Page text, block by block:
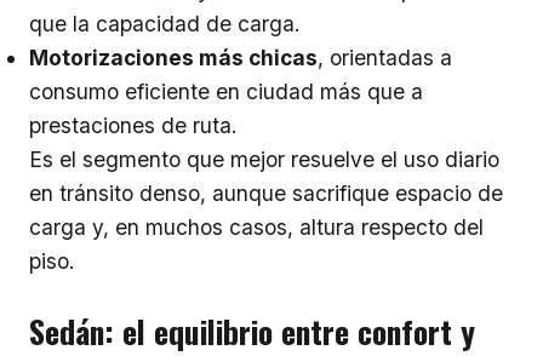
que la capacidad de carga.
Motorizaciones más chicas, orientadas a
consumo eficiente en ciudad más que a
prestaciones de ruta.
Es el segmento que mejor resuelve el uso diario
en tránsito denso, aunque sacrifique espacio de
carga y, en muchos casos, altura respecto del
piso.
Sedán: el equilibrio entre confort y